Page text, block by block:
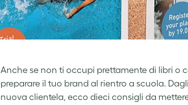
Anche se non ti occupi prettamente di libri o
preparare il tuo brand al rientro a scuola.
nuova clientela, ecco dieci consigli da